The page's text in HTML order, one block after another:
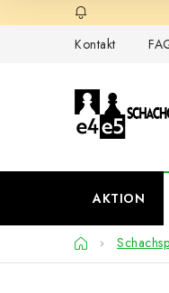
Inhalt
Kontakt
AKTION
Startseite